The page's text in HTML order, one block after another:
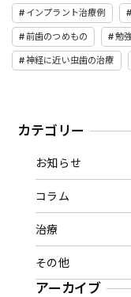
インプラント治療例
前歯のつめもの 勉
神経に近い虫歯の治療
カテゴリー
お知らせ
コラム
治療
その他
アーカイブ